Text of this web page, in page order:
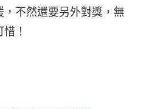
不然還要另外對獎，無
！